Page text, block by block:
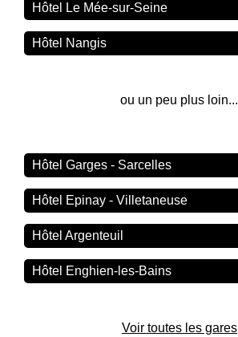
Hôtel Le Mée-sur-Seine
Hôtel Nangis
ou un peu plus loin...
Hôtel Garges - Sarcelles
Hôtel Epinay - Villetaneuse
Hôtel Argenteuil
Hôtel Enghien-les-Bains
Voir toutes les gares